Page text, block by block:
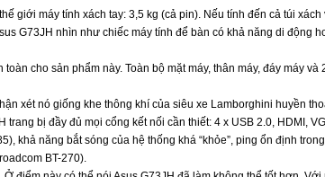
giới máy tính xách tay: 3,5 kg (cả pin). Nếu tính đến cả túi
G73JH nhìn như chiếc máy tính để bàn có khả năng di động
cho sản phẩm này. Toàn bộ mặt máy, thân máy, đáy máy
xét nó giống khe thông khí của siêu xe Lamborghini huyền
bị đầy đủ mọi cổng kết nối cần thiết: 4 x USB 2.0, HDMI,
khả năng bắt sóng của hệ thống khá “khỏe”, ping ổn định
BT-270).